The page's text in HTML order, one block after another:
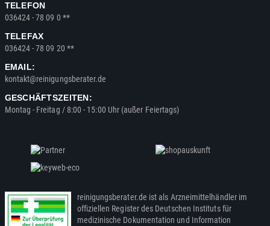
TELEFON
036424 - 78 09 0 **
TELEFAX
036424 - 78 09 20 **
EMAIL:
kontakt@reinigungsberater.de
GESCHÄFTSZEITEN:
Montag - Freitag / 8:00 - 15:00 Uhr (außer Feiertags)
reinigungsberater.de ist als Arzneimittelhändler im
offiziellen Register des Deutschen Instituts für
medizinische Dokumentation und Information